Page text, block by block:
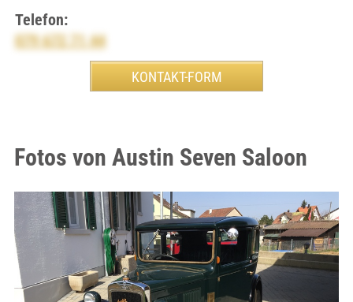
Telefon:
079 672 71 44
Fotos von Austin Seven Saloon